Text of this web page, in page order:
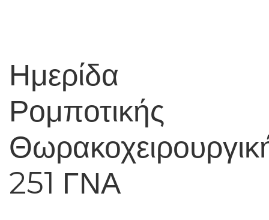
Ημερίδα
Ρομποτικής
251 ΓΝΑ